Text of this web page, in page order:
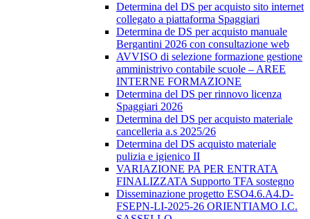
Determina del DS per acquisto sito internet
collegato a piattaforma Spaggiari
Determina de DS per acquisto manuale
Bergantini 2026 con consultazione web
AVVISO di selezione formazione gestione
amministrivo contabile scuole – AREE
INTERNE FORMAZIONE
Determina del DS per rinnovo licenza
Spaggiari 2026
Determina del DS per acquisto materiale
cancelleria a.s 2025/26
Determina del DS acquisto materiale
pulizia e igienico II
VARIAZIONE PA PER ENTRATA
FINALIZZATA Supporto TFA sostegno
Disseminazione progetto ESO4.6.A4.D-
FSEPN-LI-2025-26 ORIENTIAMO I.C.